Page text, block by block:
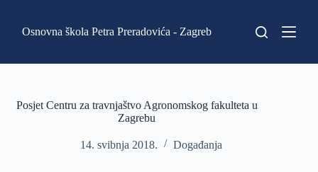
k
i
Osnovna škola Petra Preradovića - Zagreb
Posjet Centru za travnjaštvo Agronomskog fakulteta u
Zagrebu
14. svibnja 2018. Događanja